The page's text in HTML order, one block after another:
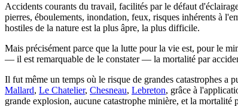
Accidents courants du travail, facilités par le défaut
pierres, éboulements, inondation, feux, risques inhérents à
hostiles de la nature est la plus âpre, la plus difficile.
Mais précisément parce que la lutte pour la vie est, pour le
— il est remarquable de le constater — la mortalité par
Il fut même un temps où le risque de grandes catastrophes a
Mallard, Le Chatelier, Chesneau, Lebreton, grâce à
grande explosion, aucune catastrophe minière, et la